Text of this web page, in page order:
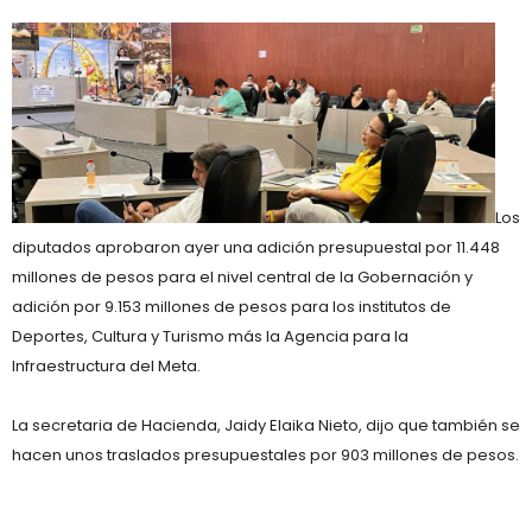
Los
diputados aprobaron ayer una adición presupuestal por 11.448
millones de pesos para el nivel central de la Gobernación y
adición por 9.153 millones de pesos para los institutos de
Deportes, Cultura y Turismo más la Agencia para la
Infraestructura del Meta.
La secretaria de Hacienda, Jaidy Elaika Nieto, dijo que también se
hacen unos traslados presupuestales por 903 millones de pesos.